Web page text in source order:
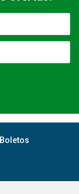
Boletos